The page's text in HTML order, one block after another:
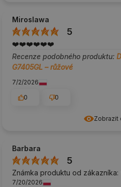
Zobrazit
Miroslawa
5
❤️❤️❤️❤️❤️❤️
Recenze podobného produktu:
G7405GL – růžové
7/2/2026
0
0
Barbara
5
Známka produktu od zákazníka:
7/20/2026